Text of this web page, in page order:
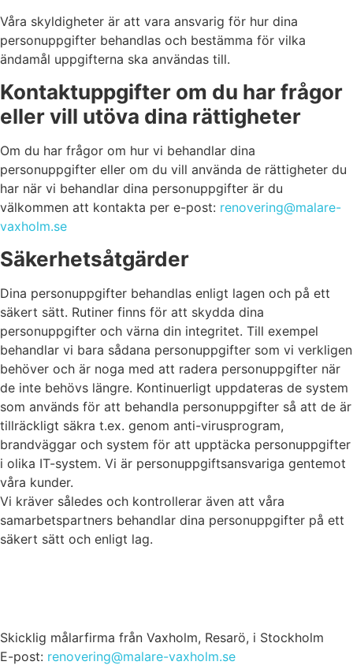
Våra skyldigheter är att vara ansvarig för hur dina
personuppgifter behandlas och bestämma för vilka
ändamål uppgifterna ska användas till.
Kontaktuppgifter om du har frågor
eller vill utöva dina rättigheter
Om du har frågor om hur vi behandlar dina
personuppgifter eller om du vill använda de rättigheter du
har när vi behandlar dina personuppgifter är du
välkommen att kontakta per e-post: renovering@malare-
vaxholm.se
Säkerhetsåtgärder
Dina personuppgifter behandlas enligt lagen och på ett
säkert sätt. Rutiner finns för att skydda dina
personuppgifter och värna din integritet. Till exempel
behandlar vi bara sådana personuppgifter som vi verkligen
behöver och är noga med att radera personuppgifter när
de inte behövs längre. Kontinuerligt uppdateras de system
som används för att behandla personuppgifter så att de är
tillräckligt säkra t.ex. genom anti-virusprogram,
brandväggar och system för att upptäcka personuppgifter
i olika IT-system. Vi är personuppgiftsansvariga gentemot
våra kunder.
Vi kräver således och kontrollerar även att våra
samarbetspartners behandlar dina personuppgifter på ett
säkert sätt och enligt lag.
Skicklig målarfirma från Vaxholm, Resarö, i Stockholm
E-post: renovering@malare-vaxholm.se